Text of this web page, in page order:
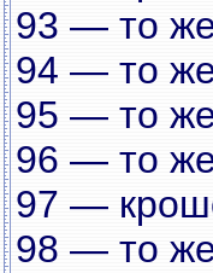
93 — то
94 — то
95 — то
96 — то
97 —
98 — то